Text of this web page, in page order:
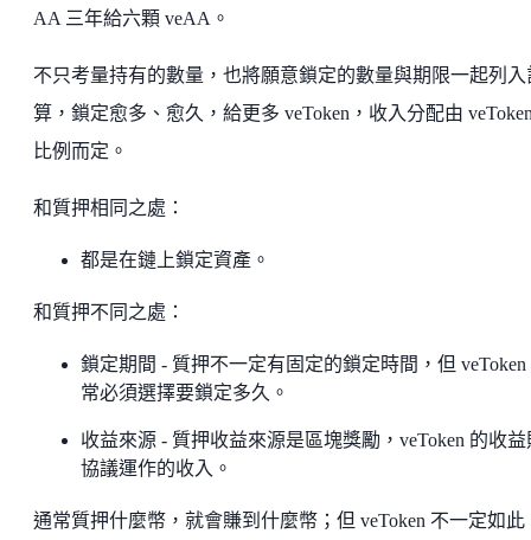
AA 三年給六顆 veAA。
不只考量持有的數量，也將願意鎖定的數量與期限一起列入
算，鎖定愈多、愈久，給更多 veToken，收入分配由
比例而定。
和質押相同之處：
都是在鏈上鎖定資產。
和質押不同之處：
鎖定期間 - 質押不一定有固定的鎖定時間，但 veToken
常必須選擇要鎖定多久。
收益來源 - 質押收益來源是區塊獎勵，veToken 的收益
協議運作的收入。
通常質押什麼幣，就會賺到什麼幣；但 veToken 不一定如此